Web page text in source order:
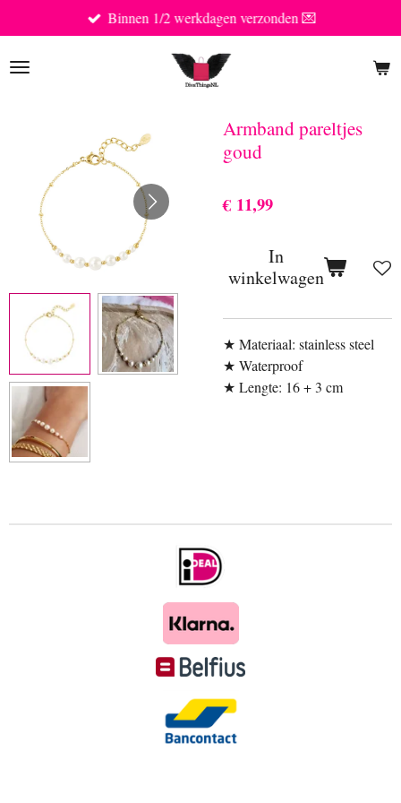
direct
naar
Binnen 1/2 werkdagen verzonden 💌
Armband pareltjes
goud
€ 11,99
In
winkelwagen
★ Materiaal: stainless steel
★ Waterproof
★ Lengte: 16 + 3 cm